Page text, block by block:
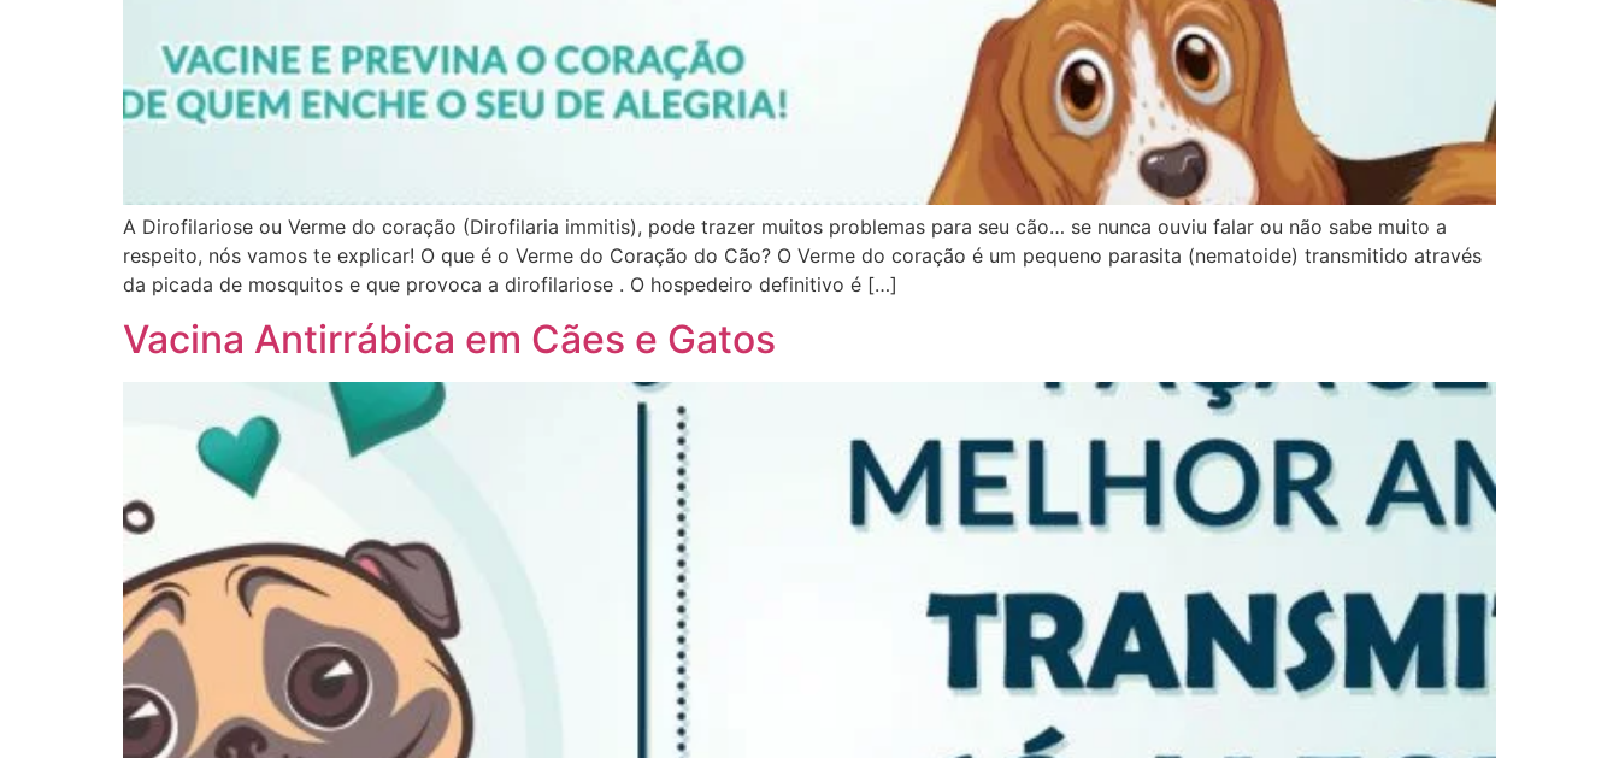
A Dirofilariose ou Verme do coração (Dirofilaria immitis), pode trazer muitos problemas para seu cão… se nunca ouviu falar ou não sabe muito a
respeito, nós vamos te explicar! O que é o Verme do Coração do Cão? O Verme do coração é um pequeno parasita (nematoide) transmitido através
da picada de mosquitos e que provoca a dirofilariose . O hospedeiro definitivo é […]
Vacina Antirrábica em Cães e Gatos